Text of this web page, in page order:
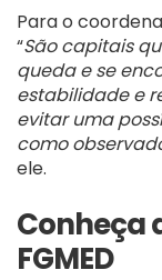
Para o
“São capitais
queda e se
estabilidade e
evitar uma
como
ele.
Conheça
FGMED